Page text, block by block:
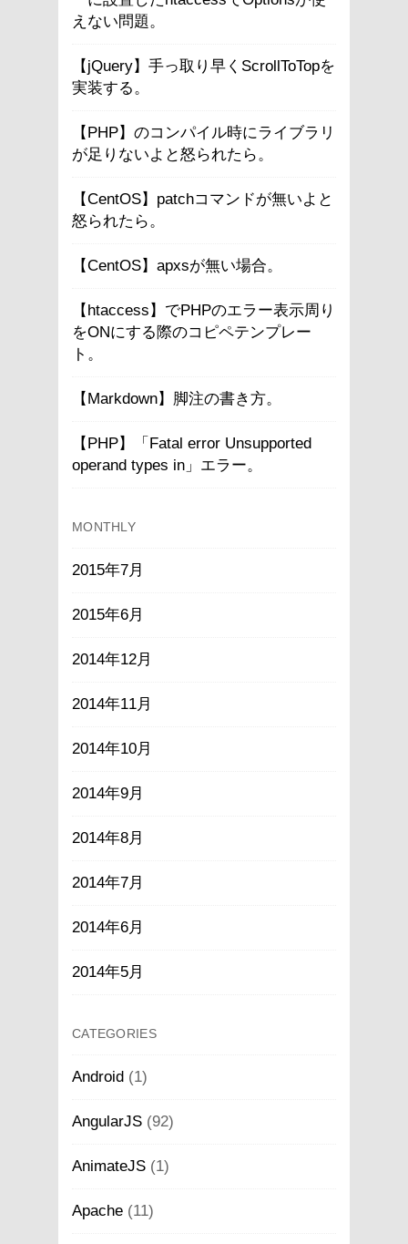
えない問題。
【jQuery】手っ取り早くScrollToTopを
実装する。
【PHP】のコンパイル時にライブラリ
が足りないよと怒られたら。
【CentOS】patchコマンドが無いよと
怒られたら。
【CentOS】apxsが無い場合。
【htaccess】でPHPのエラー表示周り
をONにする際のコピペテンプレー
ト。
【Markdown】脚注の書き方。
【PHP】「Fatal error Unsupported
operand types in」エラー。
MONTHLY
2015年7月
2015年6月
2014年12月
2014年11月
2014年10月
2014年9月
2014年8月
2014年7月
2014年6月
2014年5月
CATEGORIES
Android (1)
AngularJS (92)
AnimateJS (1)
Apache (11)